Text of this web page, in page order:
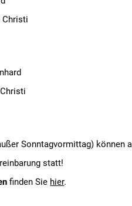
Christi
Sonntagvormittag) können
statt!
finden Sie hier.